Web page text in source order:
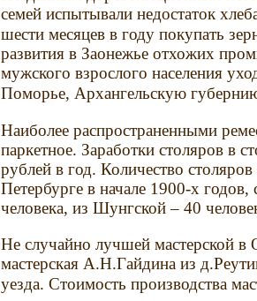
семей испытывали недостаток
шести месяцев в году покупать
развития в Заонежье отхожих
мужского взрослого населения
Поморье, Архангельскую
Наиболее распространенными
паркетное. Заработки столяров в
рублей в год. Количество
Петербурге в начале 1900-х
человека, из Шунгской – 40
Не случайно лучшей мастерской в
мастерская А.Н.Гайдина из
уезда. Стоимость производства